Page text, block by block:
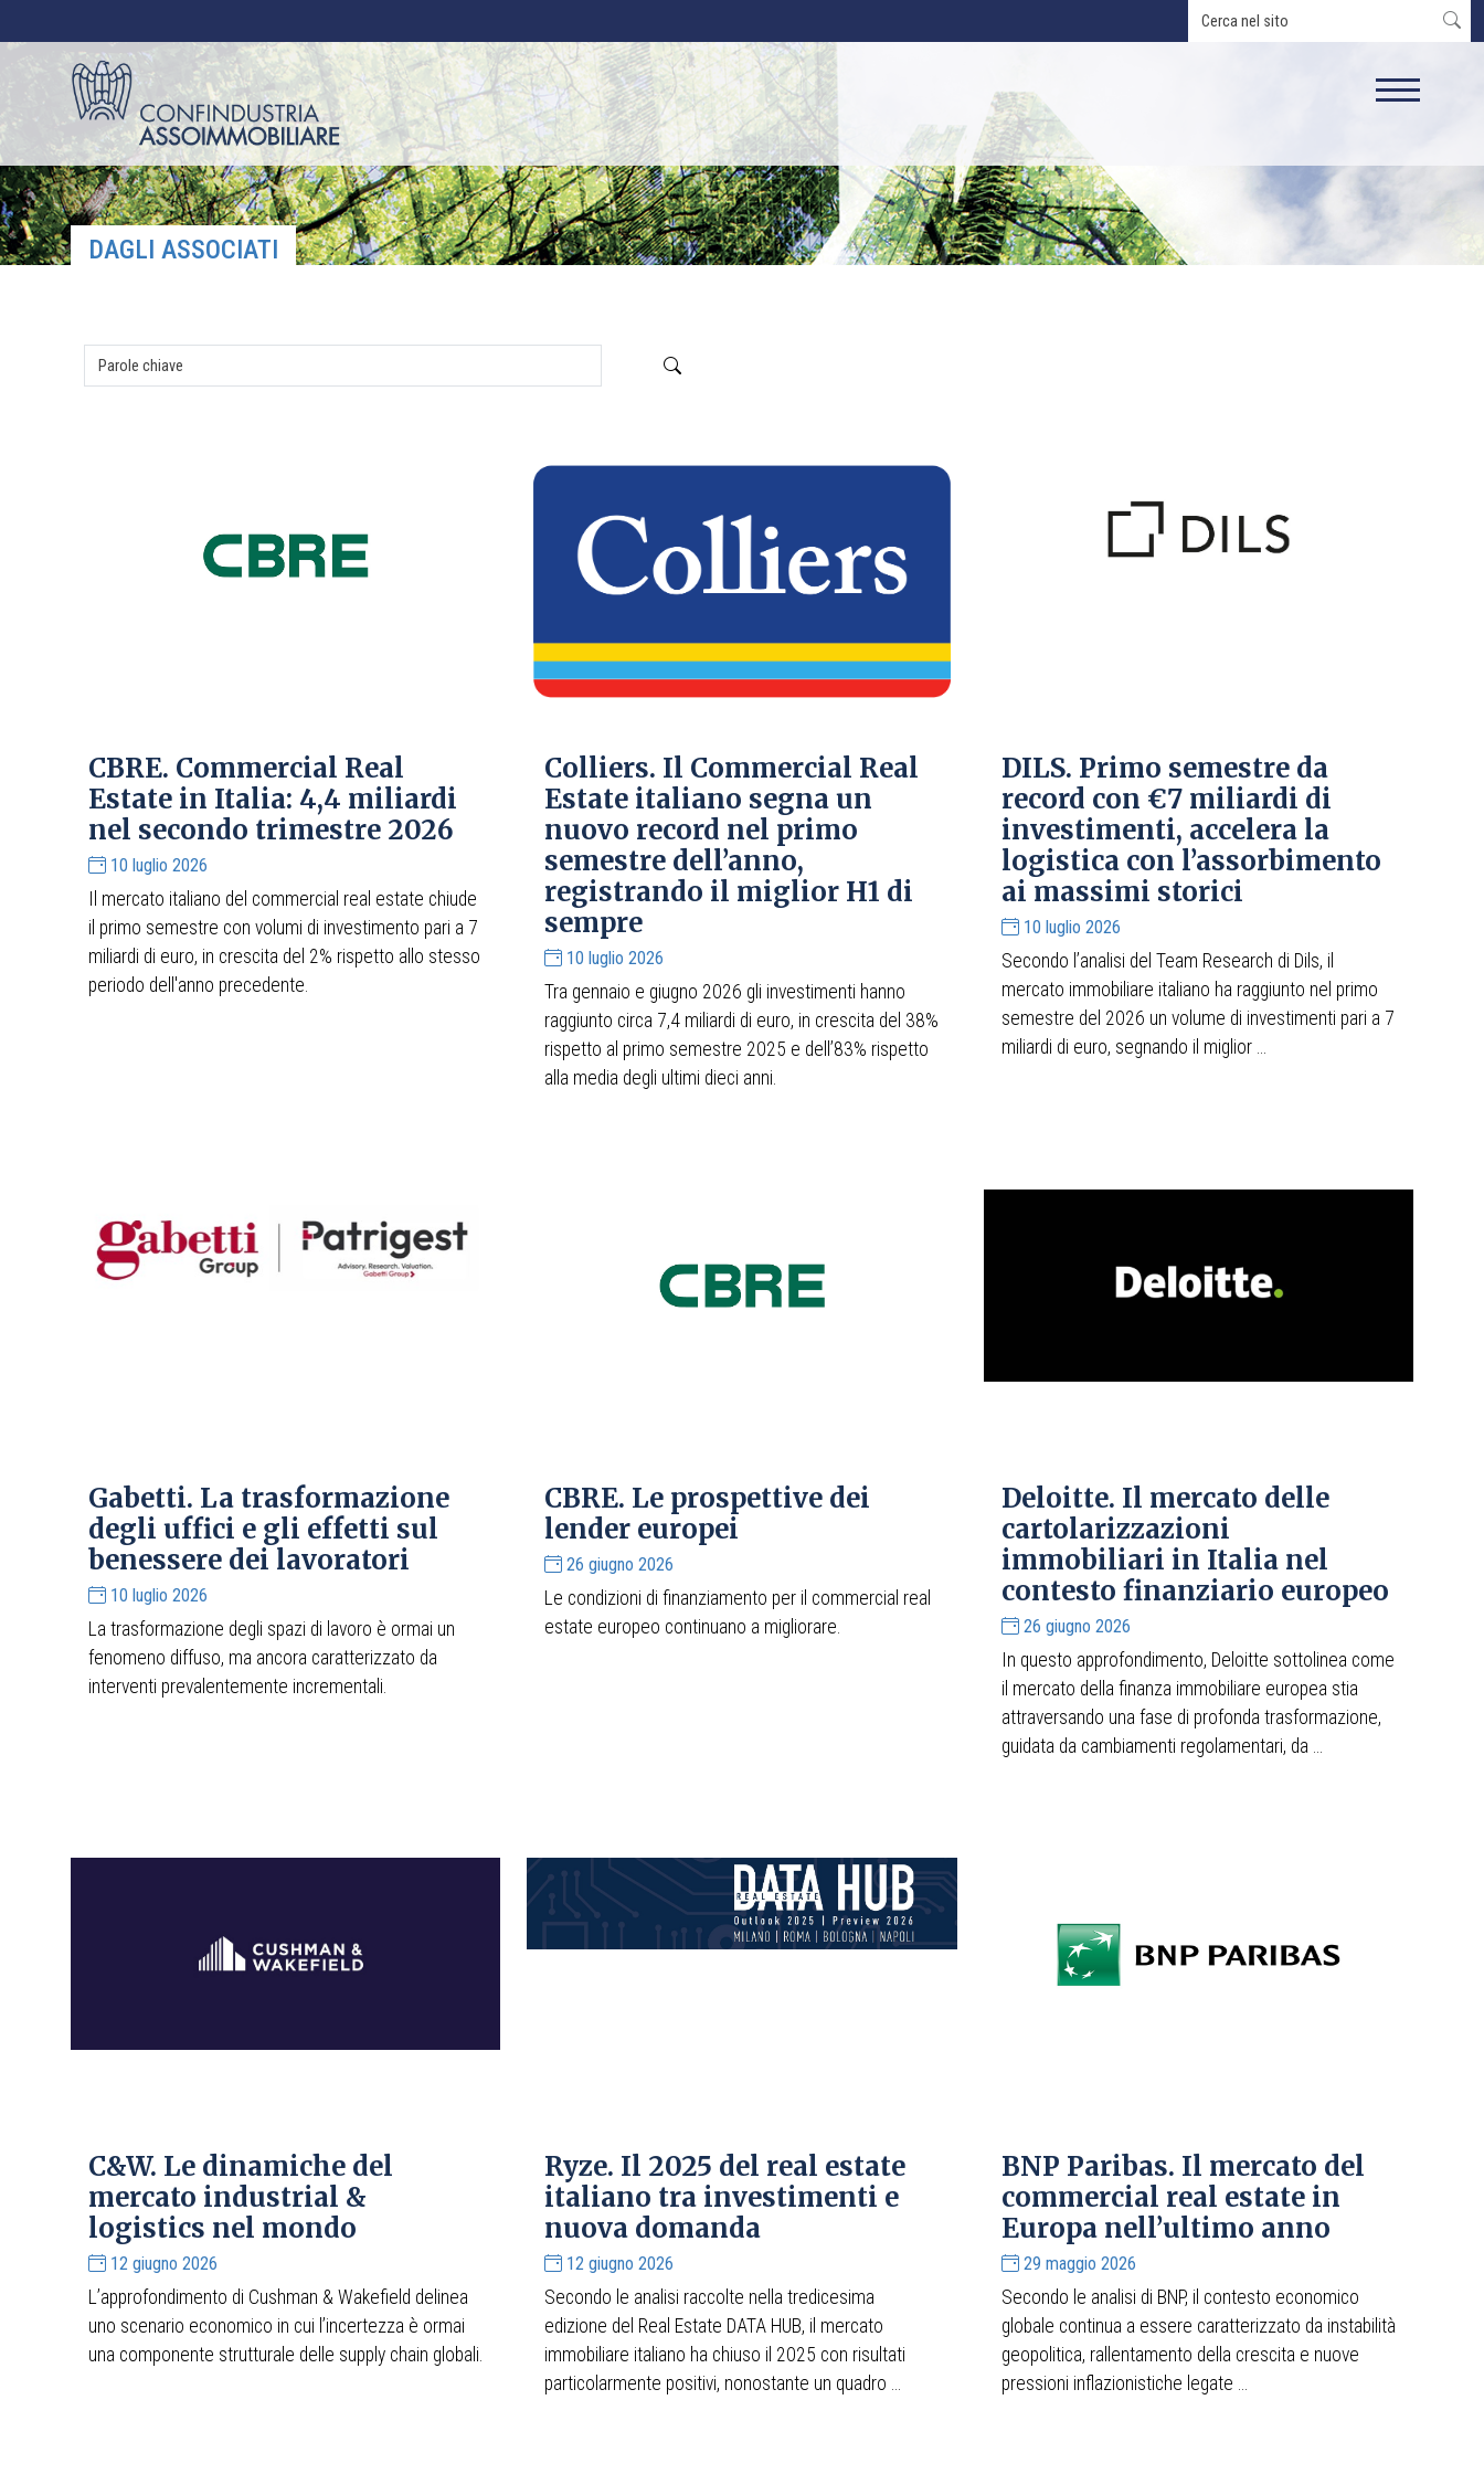
DAGLI ASSOCIATI
CBRE. Commercial Real
Estate in Italia: 4,4 miliardi
nel secondo trimestre 2026
10 luglio 2026
Il mercato italiano del commercial real estate chiude
il primo semestre con volumi di investimento pari a 7
miliardi di euro, in crescita del 2% rispetto allo stesso
periodo dell'anno precedente.
Colliers. Il Commercial Real
Estate italiano segna un
nuovo record nel primo
semestre dell’anno,
registrando il miglior H1 di
sempre
10 luglio 2026
Tra gennaio e giugno 2026 gli investimenti hanno
raggiunto circa 7,4 miliardi di euro, in crescita del 38%
rispetto al primo semestre 2025 e dell’83% rispetto
alla media degli ultimi dieci anni.
DILS. Primo semestre da
record con €7 miliardi di
investimenti, accelera la
logistica con l’assorbimento
ai massimi storici
10 luglio 2026
Secondo l’analisi del Team Research di Dils, il
mercato immobiliare italiano ha raggiunto nel primo
semestre del 2026 un volume di investimenti pari a 7
miliardi di euro, segnando il miglior ...
Gabetti. La trasformazione
degli uffici e gli effetti sul
benessere dei lavoratori
10 luglio 2026
La trasformazione degli spazi di lavoro è ormai un
fenomeno diffuso, ma ancora caratterizzato da
interventi prevalentemente incrementali.
CBRE. Le prospettive dei
lender europei
26 giugno 2026
Le condizioni di finanziamento per il commercial real
estate europeo continuano a migliorare.
Deloitte. Il mercato delle
cartolarizzazioni
immobiliari in Italia nel
contesto finanziario europeo
26 giugno 2026
In questo approfondimento, Deloitte sottolinea come
il mercato della finanza immobiliare europea stia
attraversando una fase di profonda trasformazione,
guidata da cambiamenti regolamentari, da ...
C&W. Le dinamiche del
mercato industrial &
logistics nel mondo
12 giugno 2026
L’approfondimento di Cushman & Wakefield delinea
uno scenario economico in cui l’incertezza è ormai
una componente strutturale delle supply chain globali.
Ryze. Il 2025 del real estate
italiano tra investimenti e
nuova domanda
12 giugno 2026
Secondo le analisi raccolte nella tredicesima
edizione del Real Estate DATA HUB, il mercato
immobiliare italiano ha chiuso il 2025 con risultati
particolarmente positivi, nonostante un quadro ...
BNP Paribas. Il mercato del
commercial real estate in
Europa nell’ultimo anno
29 maggio 2026
Secondo le analisi di BNP, il contesto economico
globale continua a essere caratterizzato da instabilità
geopolitica, rallentamento della crescita e nuove
pressioni inflazionistiche legate ...